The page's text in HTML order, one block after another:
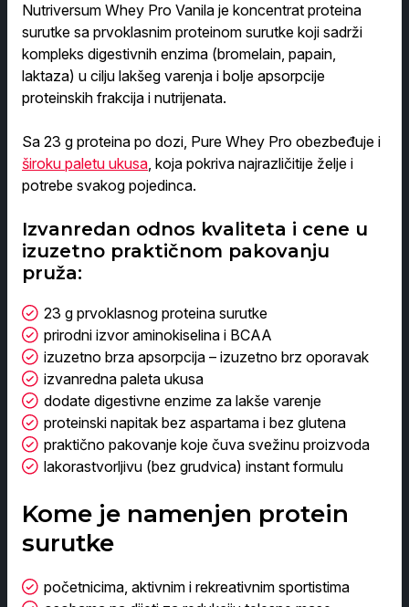
Nutriversum Whey Pro Vanila je koncentrat proteina
surutke sa prvoklasnim proteinom surutke koji sadrži
kompleks digestivnih enzima (bromelain, papain,
laktaza) u cilju lakšeg varenja i bolje apsorpcije
proteinskih frakcija i nutrijenata.
Sa 23 g proteina po dozi, Pure Whey Pro obezbeđuje i
široku paletu ukusa, koja pokriva najrazličitije želje i
potrebe svakog pojedinca.
Izvanredan odnos kvaliteta i cene u
izuzetno praktičnom pakovanju
pruža:
23 g prvoklasnog proteina surutke
prirodni izvor aminokiselina i BCAA
izuzetno brza apsorpcija – izuzetno brz oporavak
izvanredna paleta ukusa
dodate digestivne enzime za lakše varenje
proteinski napitak bez aspartama i bez glutena
praktično pakovanje koje čuva svežinu proizvoda
lakorastvorljivu (bez grudvica) instant formulu
Kome je namenjen protein
surutke
početnicima, aktivnim i rekreativnim sportistima